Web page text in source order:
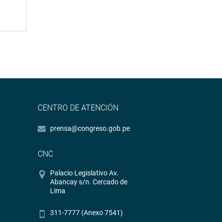
CENTRO DE ATENCIÓN
prensa@congreso.gob.pe
CNC
Palacio Legislativo Av.
Abancay s/n. Cercado de
Lima
311-7777 (Anexo 7541)